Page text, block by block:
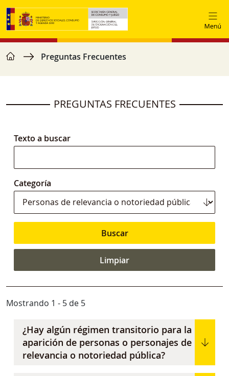
Pasar al contenido principal
Ruta de navegación
home Preguntas Frecuentes
PREGUNTAS FRECUENTES
Texto a buscar
Categoría
Mostrando 1 - 5 de 5
¿Hay algún régimen transitorio para la
aparición de personas o personajes de
relevancia o notoriedad pública?